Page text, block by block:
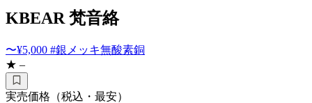
KBEAR 梵音絡
〜¥5,000 #銀メッキ無酸素銅
★ –
実売価格（税込・最安）